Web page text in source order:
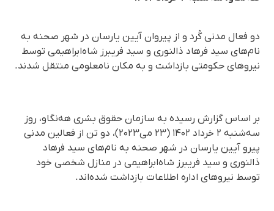
دو فعال مدنی کُرد و از پیروان آیین یارسان در شهر صحنه به
نام‌های سید فرهاد ذالنوری و سید فریبرز شاه‌ابراهیمی توسط
نیروهای حکومتی بازداشت و به مکان نامعلومی منتقل شدند.
بر اساس گزارش رسیده به سازمان حقوق بشری هه‌نگاو، روز
سه‌شنبه ۲ خرداد ۱۴۰۲ (۲۳ می‌۲۰۲۳)، دو تن از فعالین مدنی
پیرو آیین یارسان در شهر صحنه به نام‌های سید فرهاد
ذالنوری و سید فریبرز شاه‌ابراهیمی در منازل شخصی خود
توسط نیروهای اداره اطلاعات بازداشت شده‌اند.